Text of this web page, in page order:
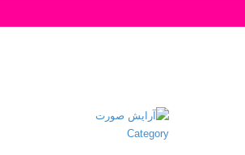
Category